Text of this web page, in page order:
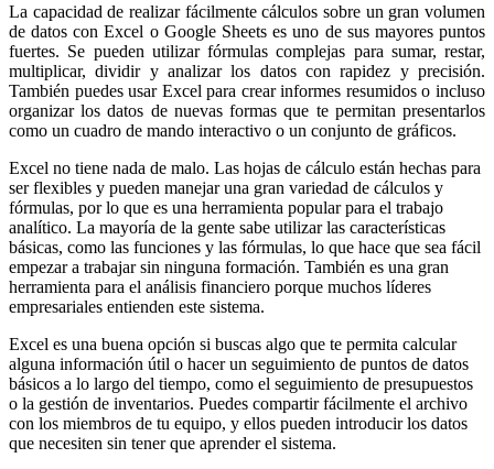
La capacidad de realizar fácilmente cálculos sobre un gran volumen
de datos con Excel o Google Sheets es uno de sus mayores puntos
fuertes. Se pueden utilizar fórmulas complejas para sumar, restar,
multiplicar, dividir y analizar los datos con rapidez y precisión.
También puedes usar Excel para crear informes resumidos o incluso
organizar los datos de nuevas formas que te permitan presentarlos
como un cuadro de mando interactivo o un conjunto de gráficos.
Excel no tiene nada de malo. Las hojas de cálculo están hechas para
ser flexibles y pueden manejar una gran variedad de cálculos y
fórmulas, por lo que es una herramienta popular para el trabajo
analítico. La mayoría de la gente sabe utilizar las características
básicas, como las funciones y las fórmulas, lo que hace que sea fácil
empezar a trabajar sin ninguna formación. También es una gran
herramienta para el análisis financiero porque muchos líderes
empresariales entienden este sistema.
Excel es una buena opción si buscas algo que te permita calcular
alguna información útil o hacer un seguimiento de puntos de datos
básicos a lo largo del tiempo, como el seguimiento de presupuestos
o la gestión de inventarios. Puedes compartir fácilmente el archivo
con los miembros de tu equipo, y ellos pueden introducir los datos
que necesiten sin tener que aprender el sistema.